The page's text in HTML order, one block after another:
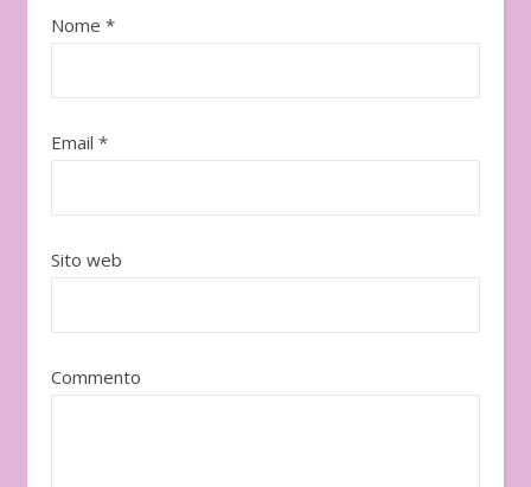
Nome *
Email *
Sito web
Commento